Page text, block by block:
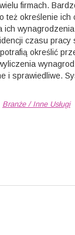
firmach.
też określenie
ich
czasu
określić
i sprawiedliwe.
Branże / Inne Usługi